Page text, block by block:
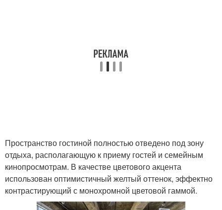
Пространство гостиной полностью отведено под зону
отдыха, располагающую к приему гостей и семейным
кинопросмотрам. В качестве цветового акцента
использован оптимистичный желтый оттенок, эффектно
контрастирующий с монохромной цветовой гаммой.